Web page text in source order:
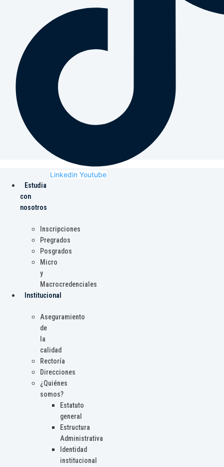
Linkedin Youtube
Estudia
con
nosotros
Inscripciones
Pregrados
Posgrados
Micro
y
Macrocredenciales
Institucional
Aseguramiento
de
la
calidad
Rectoría
Direcciones
¿Quiénes
somos?
Estatuto
general
Estructura
Administrativa
Identidad
institucional